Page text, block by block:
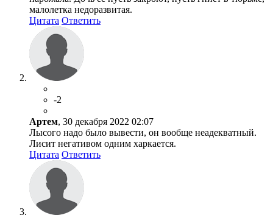
малолетка недоразвитая.
Цитата Ответить
-2
Артем, 30 декабря 2022 02:07
Лысого надо было вывести, он вообще неадекватный.
Лисит негативом одним харкается.
Цитата Ответить